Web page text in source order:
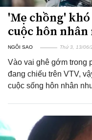
'Mẹ chồng'
cuộc hôn nhân
NGÔI SAO Thứ 3, 13/
Vào vai ghê gớm trong
đang chiếu trên VTV,
cuộc sống hôn nhân